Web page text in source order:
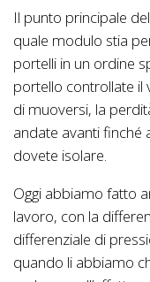
Il punto principale
quale modulo stia
portelli in un ordine
portello controllate il
di muoversi, la
andate avanti finché
dovete isolare.
Oggi abbiamo fatto
lavoro, con la
differenziale di
quando li abbiamo